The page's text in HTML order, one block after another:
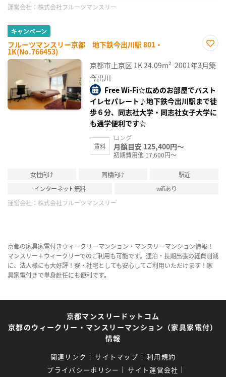
運営会社： 株式会社フルーツマンスリー
キャンペーン
フルーツマンスリー京都 地下鉄今出川駅 801・
1K(No.766453)
に入
り登
京都市上京区 1K24.09m² 2001年3月築
今出川
Free Wi-Fi☆広めのお部屋でバスト
イレセパレート♪地下鉄今出川駅まで徒
歩６分、同志社大学・同志社女子大学に
も通学便利です☆
賃料
ロング
月額目安 125,400円～
初期費用他 17,600円～
女性向け 同棲向け
駅近
インターネット無料
wifiあり
運営会社： 株式会社フルーツマンスリー
京都の家具家電付きウィークリーマンション・マンスリーマンション情報！
マンスリー＋ウィークリーでのご利用も可能です。連泊・長期出張の経費削減
に、法人様にも大好評！寮・社宅としても安心してご利用いただけます！家
具家電付きで単身赴任にも便利です。
京都マンスリードットコム
京都のウィークリー・マンスリーマンション（家具家電付）
情報
関連リンク サイトマップ
利用規約
プライバシーポリシー
サイト運営会社